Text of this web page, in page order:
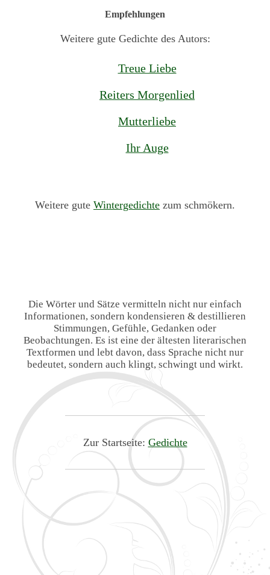
Empfehlungen
Weitere gute Gedichte des Autors:
Treue Liebe
Reiters Morgenlied
Mutterliebe
Ihr Auge
Weitere gute Wintergedichte zum schmökern.
Die Wörter und Sätze vermitteln nicht nur einfach
Informationen, sondern kondensieren & destillieren
Stimmungen, Gefühle, Gedanken oder
Beobachtungen. Es ist eine der ältesten literarischen
Textformen und lebt davon, dass Sprache nicht nur
bedeutet, sondern auch klingt, schwingt und wirkt.
Zur Startseite: Gedichte